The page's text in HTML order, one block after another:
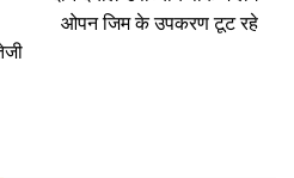
ओपन जिम के उपकरण टूट रहे